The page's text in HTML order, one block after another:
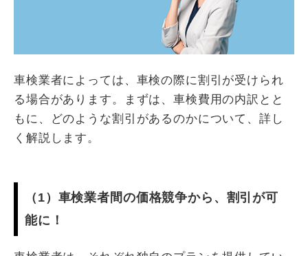
車検業者によっては、車検の際に割引が受けられ
る場合があります。まずは、車検費用の内訳とと
もに、どのような割引があるのかについて、詳し
く解説します。
（1）車検業者間の価格競争から、割引が可
能に！